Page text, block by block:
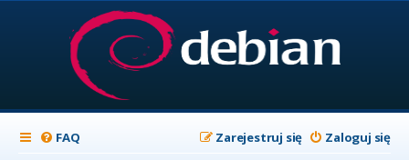
FAQ Zaloguj się
Zarejestruj się